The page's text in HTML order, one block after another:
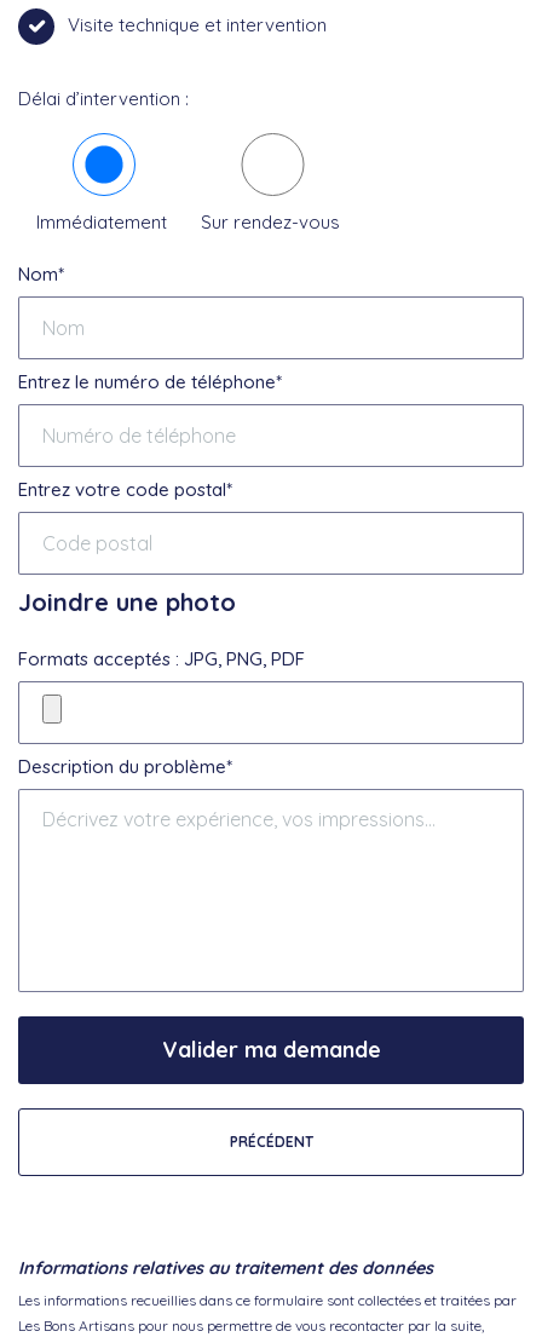
Visite technique et intervention
Délai d’intervention :
Immédiatement Sur rendez-vous
Nom*
Entrez le numéro de téléphone*
Entrez votre code postal*
Joindre une photo
Formats acceptés : JPG, PNG, PDF
Description du problème*
PRÉCÉDENT
Valider ma demande
Informations relatives au traitement des données
Les informations recueillies dans ce formulaire sont collectées et traitées par
Les Bons Artisans pour nous permettre de vous recontacter par la suite,